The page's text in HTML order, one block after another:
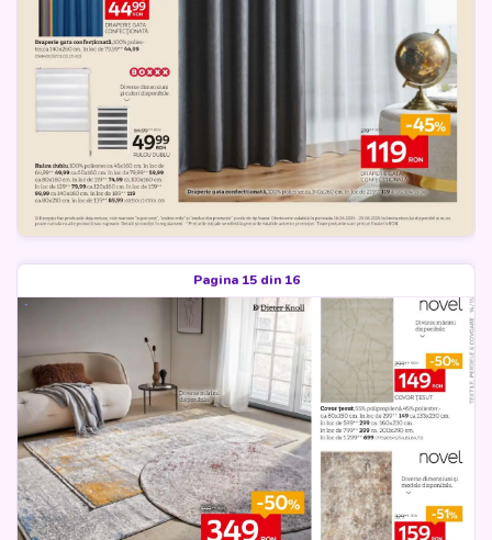
Pagina 15 din 16